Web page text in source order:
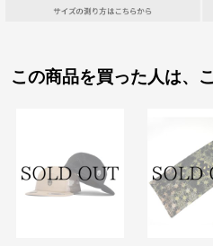
この商品を買った人は、